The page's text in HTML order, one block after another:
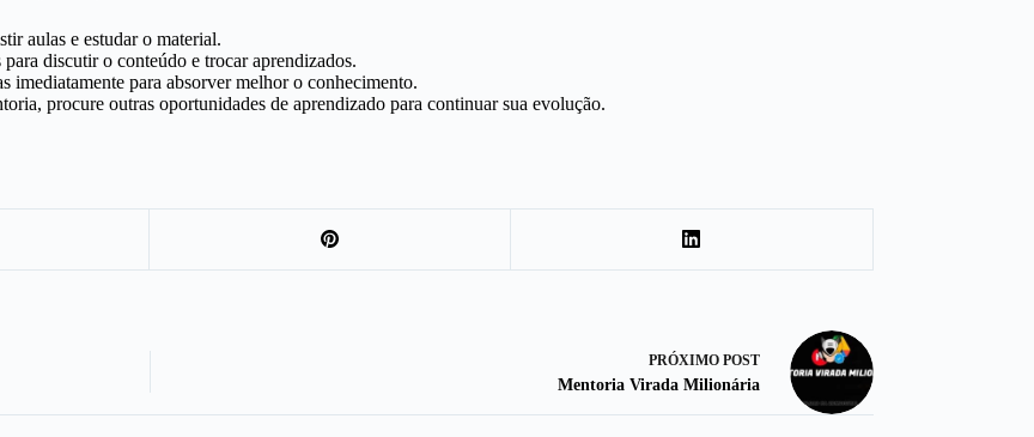
aulas e estudar o material.
discutir o conteúdo e trocar aprendizados.
imediatamente para absorver melhor o conhecimento.
procure outras oportunidades de aprendizado para continuar sua evolução.
PRÓXIMO POST
Mentoria Virada Milionária